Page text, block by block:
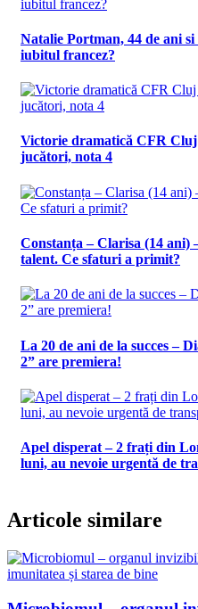
Natalie Portman, 44 de ani
iubitul francez?
Victorie dramatică CFR
jucători, nota 4
Constanța – Clarisa (14 ani)
talent. Ce sfaturi a primit?
La 20 de ani de la succes –
2” are premiera!
Apel disperat – 2 frați din
luni, au nevoie urgentă de
Articole similare